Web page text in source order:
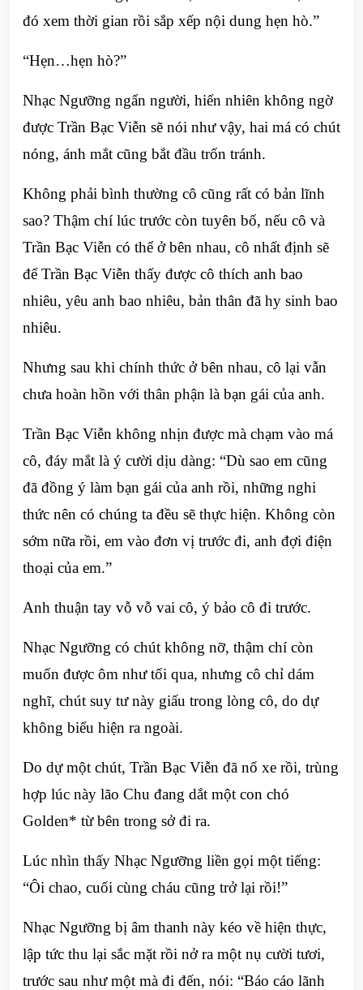
đó xem thời gian rồi sắp xếp nội dung hẹn hò.”
“Hẹn…hẹn hò?”
Nhạc Ngưỡng ngẩn người, hiển nhiên không ngờ
được Trần Bạc Viễn sẽ nói như vậy, hai má có chút
nóng, ánh mắt cũng bắt đầu trốn tránh.
Không phải bình thường cô cũng rất có bản lĩnh
sao? Thậm chí lúc trước còn tuyên bố, nếu cô và
Trần Bạc Viễn có thể ở bên nhau, cô nhất định sẽ
để Trần Bạc Viễn thấy được cô thích anh bao
nhiêu, yêu anh bao nhiêu, bản thân đã hy sinh bao
nhiêu.
Nhưng sau khi chính thức ở bên nhau, cô lại vẫn
chưa hoàn hồn với thân phận là bạn gái của anh.
Trần Bạc Viễn không nhịn được mà chạm vào má
cô, đáy mắt là ý cười dịu dàng: “Dù sao em cũng
đã đồng ý làm bạn gái của anh rồi, những nghi
thức nên có chúng ta đều sẽ thực hiện. Không còn
sớm nữa rồi, em vào đơn vị trước đi, anh đợi điện
thoại của em.”
Anh thuận tay vỗ vỗ vai cô, ý bảo cô đi trước.
Nhạc Ngưỡng có chút không nỡ, thậm chí còn
muốn được ôm như tối qua, nhưng cô chỉ dám
nghĩ, chút suy tư này giấu trong lòng cô, do dự
không biểu hiện ra ngoài.
Do dự một chút, Trần Bạc Viễn đã nổ xe rồi, trùng
hợp lúc này lão Chu đang dắt một con chó
Golden* từ bên trong sở đi ra.
Lúc nhìn thấy Nhạc Ngưỡng liền gọi một tiếng:
“Ôi chao, cuối cùng cháu cũng trở lại rồi!”
Nhạc Ngưỡng bị âm thanh này kéo về hiện thực,
lập tức thu lại sắc mặt rồi nở ra một nụ cười tươi,
trước sau như một mà đi đến, nói: “Báo cáo lãnh